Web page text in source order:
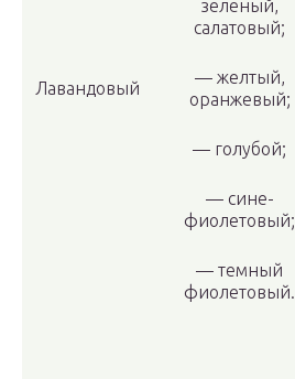
Лавандовый
зеленый,
салатовый;
— желтый,
оранжевый;
— голубой;
— сине-
фиолетовый;
— темный
фиолетовый.